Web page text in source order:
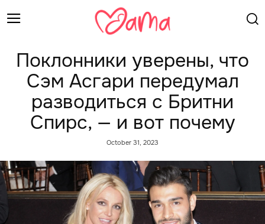
Поклонники уверены, что
Сэм Асгари передумал
разводиться с Бритни
Спирс, — и вот почему
October 31, 2023